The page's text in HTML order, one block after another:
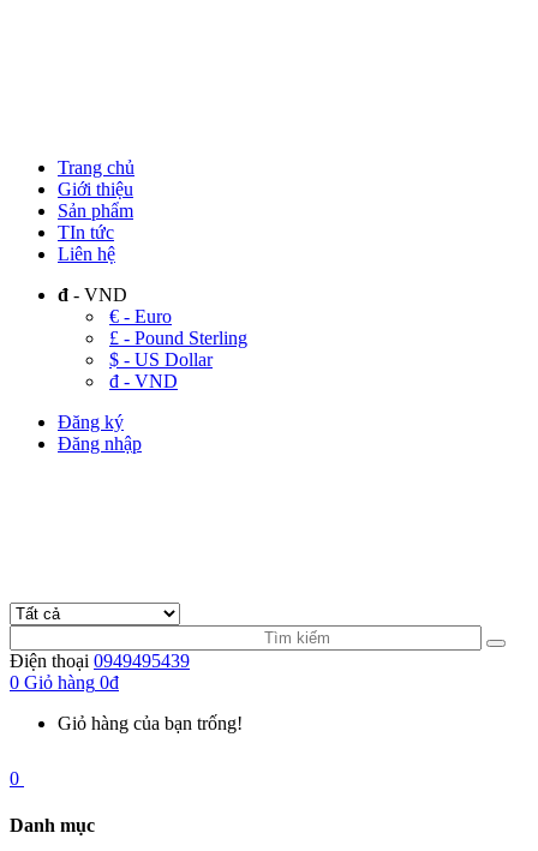
Trang chủ
Giới thiệu
Sản phẩm
TIn tức
Liên hệ
đ - VND
€ - Euro
£ - Pound Sterling
$ - US Dollar
đ - VND
Đăng ký
Đăng nhập
Điện thoại 0949495439
0 Giỏ hàng 0đ
Giỏ hàng của bạn trống!
0
Danh mục